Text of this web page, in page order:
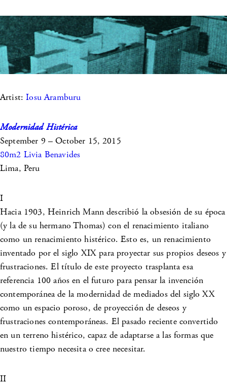
Artist:Iosu Aramburu
Modernidad Histérica
September 9 – October 15, 2015
80m2 Livia Benavides
Lima, Peru
I
Hacia 1903, Heinrich Mann describió la obsesión de su época
(y la de su hermano Thomas) con el renacimiento italiano
como un renacimiento histérico. Esto es, un renacimiento
inventado por el siglo XIX para proyectar sus propios deseos y
frustraciones. El título de este proyecto trasplanta esa
referencia 100 años en el futuro para pensar la invención
contemporánea de la modernidad de mediados del siglo XX
como un espacio poroso, de proyección de deseos y
frustraciones contemporáneas. El pasado reciente convertido
en un terreno histérico, capaz de adaptarse a las formas que
nuestro tiempo necesita o cree necesitar.
II